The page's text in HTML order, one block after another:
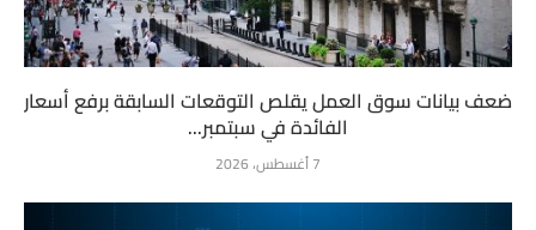
ضعف بيانات سوق العمل يقلص التوقعات السابقة برفع أسعار
الفائدة في سبتمبر...
7 أغسطس، 2026